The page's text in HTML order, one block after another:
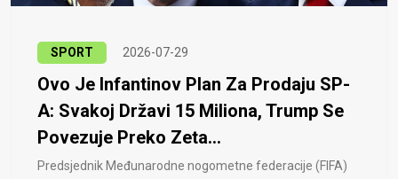
SPORT 2026-07-29
Ovo Je Infantinov Plan Za Prodaju SP-
A: Svakoj Državi 15 Miliona, Trump Se
Povezuje Preko Zeta...
Predsjednik Međunarodne nogometne federacije (FIFA)